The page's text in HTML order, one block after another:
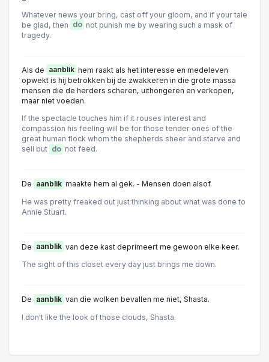
Whatever news your bring, cast off your gloom, and if your tale
be glad, then do not punish me by wearing such a mask of
tragedy.
Als de aanblik hem raakt als het interesse en medeleven
opwekt is hij betrokken bij de zwakkeren in die grote massa
mensen die de herders scheren, uithongeren en verkopen,
maar niet voeden.
If the spectacle touches him if it rouses interest and
compassion his feeling will be for those tender ones of the
great human flock whom the shepherds sheer and starve and
sell but do not feed.
De aanblik maakte hem al gek. - Mensen doen alsof.
He was pretty freaked out just thinking about what was done to
Annie Stuart.
De aanblik van deze kast deprimeert me gewoon elke keer.
The sight of this closet every day just brings me down.
De aanblik van die wolken bevallen me niet, Shasta.
I don't like the look of those clouds, Shasta.